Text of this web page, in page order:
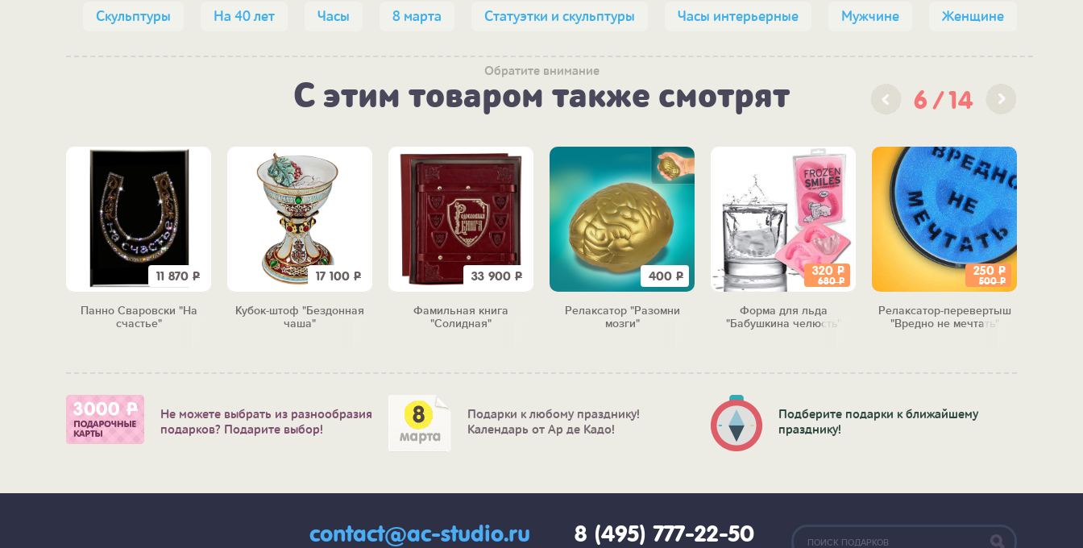
Скульптуры На 40 лет Часы 8 марта Статуэтки и скульптуры Часы интерьерные Мужчине Женщине
Обратите внимание
С этим товаром также смотрят 6 14
11 870 Р
Панно Сваровски "На
счастье"
17 100 Р
Кубок-штоф "Бездонная
чаша"
33 900 Р
Фамильная книга
"Солидная"
400 Р
Релаксатор "Разомни
мозги"
320 Р
680Р
Форма для льда
"Бабушкина челюсть"
250 Р
500Р
Релаксатор-перевертыш
"Вредно не мечтать"
Не можете выбрать из разнообразия
подарков? Подарите выбор!
Подарки к любому празднику!
Календарь от Ар де Кадо!
Подберите подарки к ближайшему
празднику!
contact@ac-studio.ru 8 (495) 777-22-50